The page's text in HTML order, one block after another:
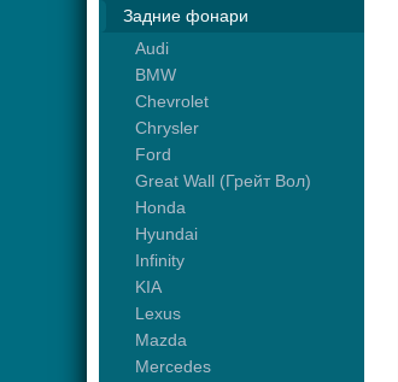
Задние фонари
Audi
BMW
Chevrolet
Chrysler
Ford
Great Wall (Грейт Вол)
Honda
Hyundai
Infinity
KIA
Lexus
Mazda
Mercedes